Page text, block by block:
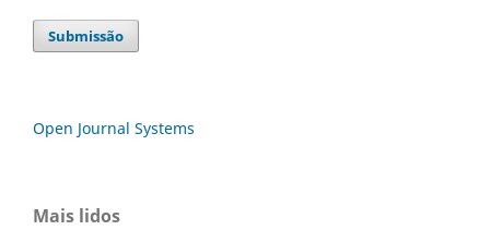
Submissão
Open Journal Systems
Mais lidos